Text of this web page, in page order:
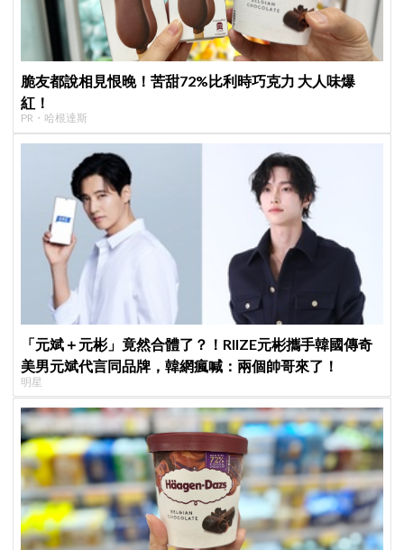
脆友都說相見恨晚！苦甜72%比利時巧克力 大人味爆
紅！
PR・哈根達斯
「元斌＋元彬」竟然合體了？！RIIZE元彬攜手韓國傳奇
美男元斌代言同品牌，韓網瘋喊：兩個帥哥來了！
明星